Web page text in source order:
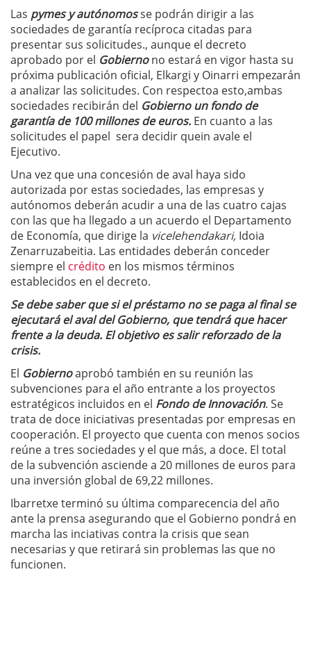
Las pymes y autónomosse podrán dirigir a las
sociedades de garantía recíproca citadas para
presentar sus solicitudes., aunque el decreto
aprobado por el Gobiernono estará en vigor hasta su
próxima publicación oficial, Elkargi y Oinarri empezarán
a analizar las solicitudes. Con respectoa esto,ambas
sociedades recibirán del Gobierno un fondo de
garantía de 100 millones de euros. En cuanto a las
solicitudes el papel sera decidir quein avale el
Ejecutivo.
Una vez que una concesión de aval haya sido
autorizada por estas sociedades, las empresas y
autónomos deberán acudir a una de las cuatro cajas
con las que ha llegado a un acuerdo el Departamento
de Economía, que dirige la vicelehendakari, Idoia
Zenarruzabeitia. Las entidades deberán conceder
siempre el crédito en los mismos términos
establecidos en el decreto.
Se debe saber que si el préstamo no se paga al final se
ejecutará el aval del Gobierno, que tendrá que hacer
frente a la deuda. El objetivo es salir reforzado de la
crisis.
El Gobiernoaprobó también en su reunión las
subvenciones para el año entrante a los proyectos
estratégicos incluidos en el Fondo de Innovación. Se
trata de doce iniciativas presentadas por empresas en
cooperación. El proyecto que cuenta con menos socios
reúne a tres sociedades y el que más, a doce. El total
de la subvención asciende a 20 millones de euros para
una inversión global de 69,22 millones.
Ibarretxe terminó su última comparecencia del año
ante la prensa asegurando que el Gobierno pondrá en
marcha las inciativas contra la crisis que sean
necesarias y que retirará sin problemas las que no
funcionen.